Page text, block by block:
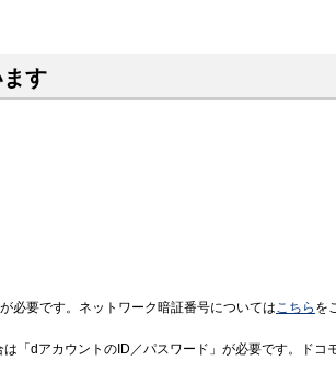
す
必要です。ネットワーク暗証番号についてはこちら を
「dアカウントのID／パスワード」が必要です。ドコ